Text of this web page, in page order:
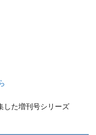
した増刊号シリーズ